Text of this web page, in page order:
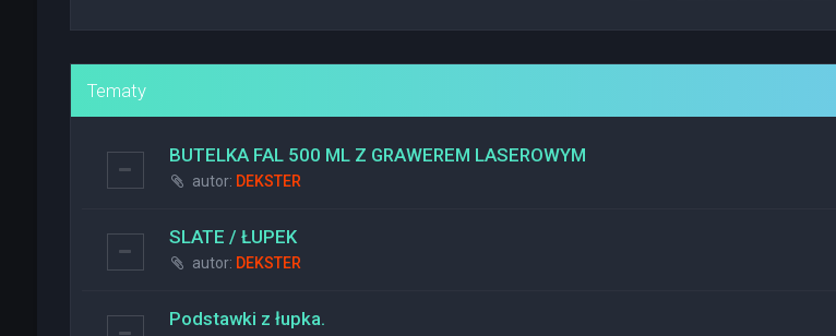
Tematy
BUTELKA FAL 500 ML Z GRAWEREM LASEROWYM
autor: DEKSTER
SLATE / ŁUPEK
autor: DEKSTER
Podstawki z łupka.